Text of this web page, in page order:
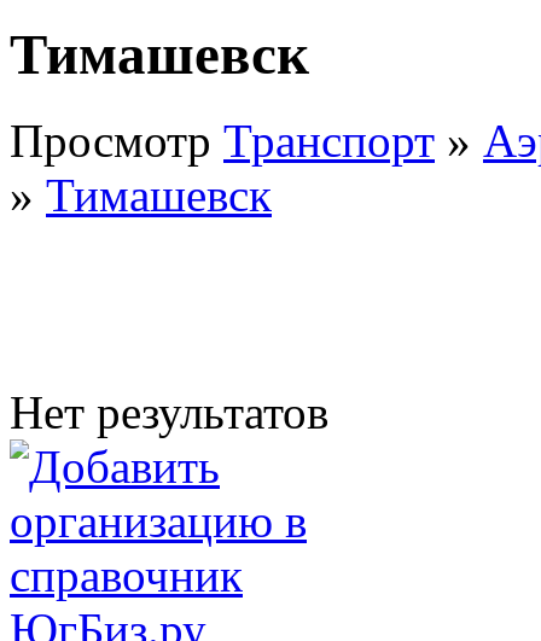
Тимашевск
Просмотр Транспорт »
» Тимашевск
Нет результатов